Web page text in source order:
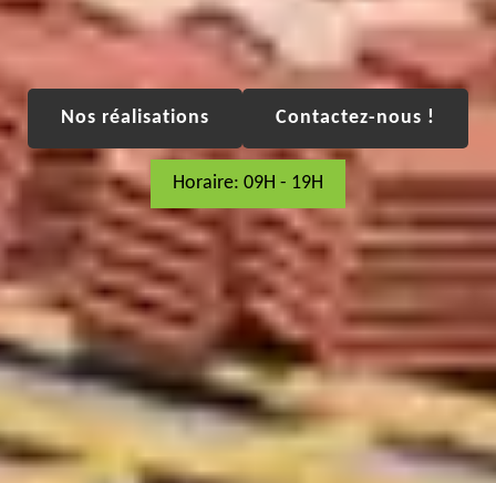
Nos réalisations Contactez-nous !
Horaire: 09H - 19H